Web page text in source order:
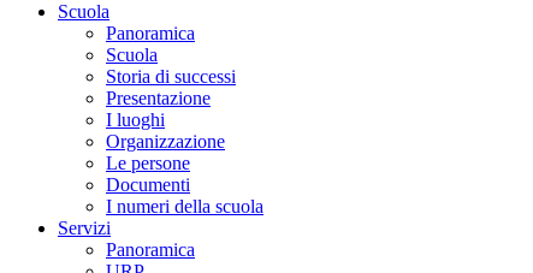
Scuola
Panoramica
Scuola
Storia di successi
Presentazione
I luoghi
Organizzazione
Le persone
Documenti
I numeri della scuola
Servizi
Panoramica